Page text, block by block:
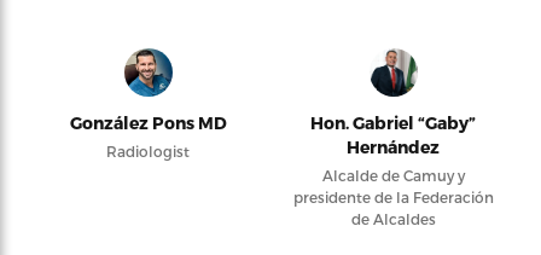
González Pons MD
Radiologist
Hon. Gabriel “Gaby”
Hernández
Alcalde de Camuy y
presidente de la Federación
de Alcaldes